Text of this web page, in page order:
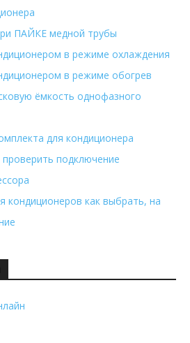
ПАЙКЕ медной трубы
в режиме охлаждения
в режиме обогрев
ёмкость однофазного
для кондиционера
подключение
как выбрать, на